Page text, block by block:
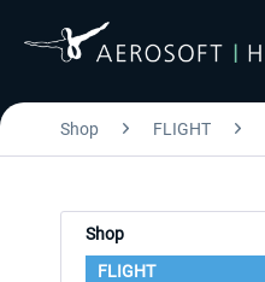
Shop FLIGHT
Shop
FLIGHT